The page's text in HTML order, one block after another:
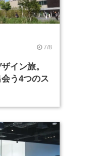
7/8
イン旅。
う4つのス